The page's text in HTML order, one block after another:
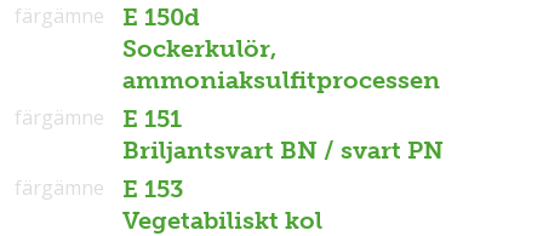
E 150d
Sockerkulör,
ammoniaksulfitprocessen
färgämne
E 151
Briljantsvart BN / svart PN
färgämne
E 153
Vegetabiliskt kol
färgämne